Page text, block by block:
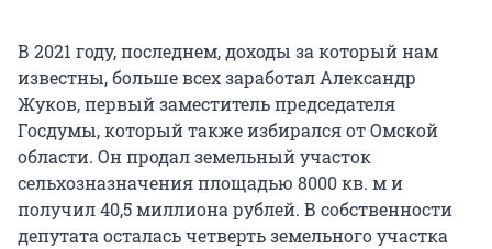
В 2021 году, последнем, доходы за который нам
известны, больше всех заработал Александр
Жуков, первый заместитель председателя
Госдумы, который также избирался от Омской
области. Он продал земельный участок
сельхозназначения площадью 8000 кв. м и
получил 40,5 миллиона рублей. В собственности
депутата осталась четверть земельного участка